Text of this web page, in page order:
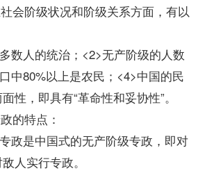
阶级状况和阶级关系方面，有以
人的统治；<2>无产阶级的人数
中80%以上是农民；<4>中国的民
性，即具有“革命性和妥协性”。
特点：
是中国式的无产阶级专政，即对
人实行专政。